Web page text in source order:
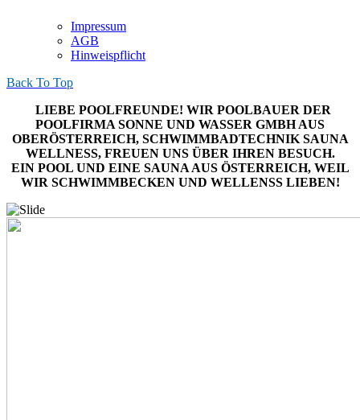
Impressum
AGB
Hinweispflicht
Back To Top
LIEBE POOLFREUNDE! WIR POOLBAUER DER
POOLFIRMA SONNE UND WASSER GMBH AUS
OBERÖSTERREICH, SCHWIMMBADTECHNIK SAUNA
WELLNESS, FREUEN UNS ÜBER IHREN BESUCH.
EIN POOL UND EINE SAUNA AUS ÖSTERREICH, WEIL
WIR SCHWIMMBECKEN UND WELLENSS LIEBEN!